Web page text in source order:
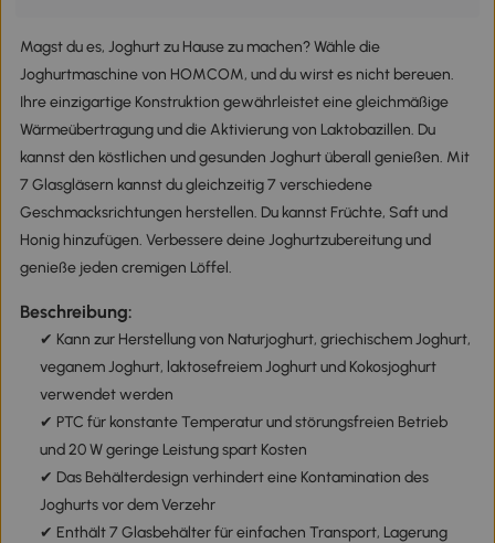
Magst du es, Joghurt zu Hause zu machen? Wähle die
Joghurtmaschine von HOMCOM, und du wirst es nicht bereuen.
Ihre einzigartige Konstruktion gewährleistet eine gleichmäßige
Wärmeübertragung und die Aktivierung von Laktobazillen. Du
kannst den köstlichen und gesunden Joghurt überall genießen. Mit
7 Glasgläsern kannst du gleichzeitig 7 verschiedene
Geschmacksrichtungen herstellen. Du kannst Früchte, Saft und
Honig hinzufügen. Verbessere deine Joghurtzubereitung und
genieße jeden cremigen Löffel.
Beschreibung:
✔ Kann zur Herstellung von Naturjoghurt, griechischem Joghurt,
veganem Joghurt, laktosefreiem Joghurt und Kokosjoghurt
verwendet werden
✔ PTC für konstante Temperatur und störungsfreien Betrieb
und 20 W geringe Leistung spart Kosten
✔ Das Behälterdesign verhindert eine Kontamination des
Joghurts vor dem Verzehr
✔ Enthält 7 Glasbehälter für einfachen Transport, Lagerung